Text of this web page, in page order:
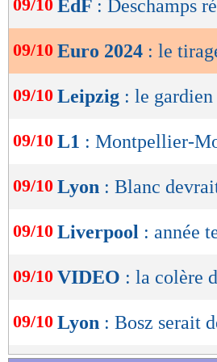
Groupe F : Belgique,
Groupe G : Hongrie,
Groupe H : Danemark,
Saint-Marin
Groupe I :Suisse, Israël,
Groupe J : Portugal,
Slovaquie, Liechtenstein
de
OK
09/10 EdF : Deschamps
09/10 Euro 2024 : le
09/10 Leipzig : le
09/10 L1 : Montpellier-
09/10 Lyon : Blanc
09/10 Liverpool : année
09/10 VIDEO : la colère
09/10 Lyon : Bosz serait